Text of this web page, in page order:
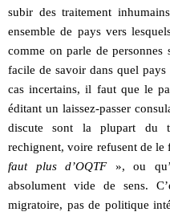
subir des traitement
ensemble de pays vers
comme on parle de personnes
facile de savoir dans quel
cas incertains, il faut que le
éditant un laissez-passer
discute sont la plupart du
rechignent, voire refusent de le
faut plus d’OQTF», ou
absolument vide de sens.
migratoire, pas de politique